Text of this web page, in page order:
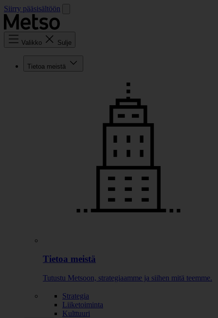
Siirry pääsisältöön
Valikko Sulje
Tietoa meistä
Tietoa meistä
Tutustu Metsoon, strategiaamme ja siihen mitä teemme.
Strategia
Liiketoiminta
Kulttuuri